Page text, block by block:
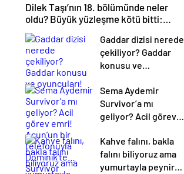
Dilek Taşı’nın 18. bölümünde neler
oldu? Büyük yüzleşme kötü bitti:
Şimdi kocanı ellerinle göm!
Gaddar dizisi nerede
çekiliyor? Gaddar
konusu ve
Sema Aydemir
Survivor’a mı
geliyor? Acil görev
telefonuyla
Dominik’te…
Survivor Nagihan
Kahve falını, bakla
falını biliyoruz ama
yumurtayla peynirle